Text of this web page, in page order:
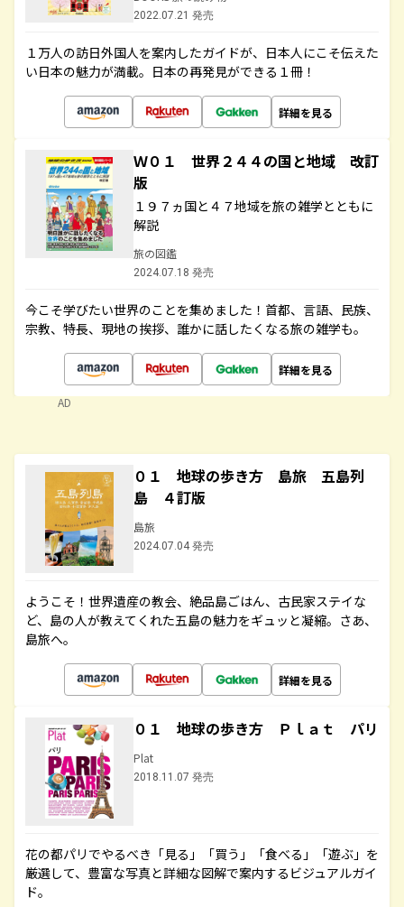
2022.07.21 発売
１万人の訪日外国人を案内したガイドが、日本人にこそ伝えた
い日本の魅力が満載。日本の再発見ができる１冊！
詳細を見る
Ｗ０１ 世界２４４の国と地域 改訂
版
１９７ヵ国と４７地域を旅の雑学とともに
解説
旅の図鑑
2024.07.18 発売
今こそ学びたい世界のことを集めました！首都、言語、民族、
宗教、特長、現地の挨拶、誰かに話したくなる旅の雑学も。
詳細を見る
AD
０１ 地球の歩き方 島旅 五島列
島 ４訂版
島旅
2024.07.04 発売
ようこそ！世界遺産の教会、絶品島ごはん、古民家ステイな
ど、島の人が教えてくれた五島の魅力をギュッと凝縮。さあ、
島旅へ。
詳細を見る
０１ 地球の歩き方 Ｐｌａｔ パリ
Plat
2018.11.07 発売
花の都パリでやるべき「見る」「買う」「食べる」「遊ぶ」を
厳選して、豊富な写真と詳細な図解で案内するビジュアルガイ
ド。